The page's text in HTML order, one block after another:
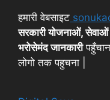
हमारी वेबसाइट
सरकारी योजनाओं,
भरोसेमंद जानकारी
लोगो तक पहुचना |